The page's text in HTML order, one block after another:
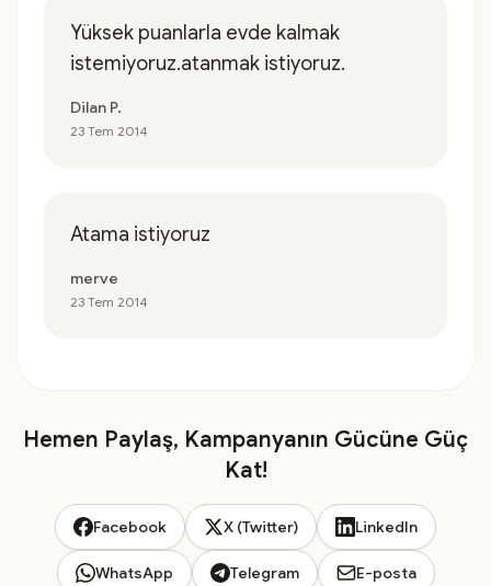
Yüksek puanlarla evde kalmak
istemiyoruz.atanmak istiyoruz.
Dilan P.
23 Tem 2014
Atama istiyoruz
merve
23 Tem 2014
Hemen Paylaş, Kampanyanın Gücüne Güç
Kat!
Facebook X (Twitter) LinkedIn
WhatsApp Telegram E-posta